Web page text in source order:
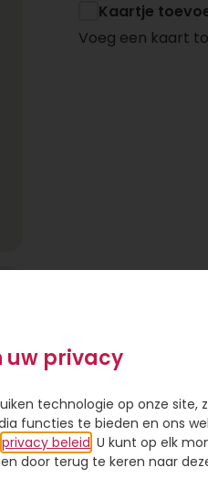
Kaartje
Voeg een kaart
uw privacy
technologie op onze
functies te bieden en ons
privacy beleid . U kunt op elk
door terug te keren naar